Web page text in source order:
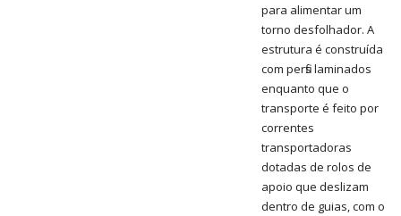
para alimentar um
torno desfolhador. A
estrutura é construída
com perfis laminados
enquanto que o
transporte é feito por
correntes
transportadoras
dotadas de rolos de
apoio que deslizam
dentro de guias, com o